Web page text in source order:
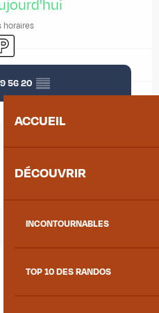
ACCUEIL
DÉCOUVRIR
INCONTOURNABLES
TOP 10 DES RANDOS
horaires
56 20 ▒▒